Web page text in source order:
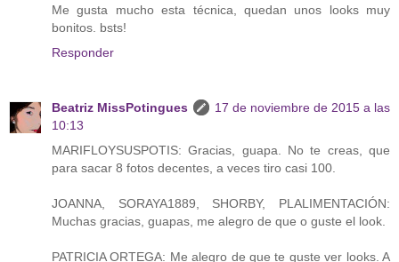
Me gusta mucho esta técnica, quedan unos looks muy
bonitos. bsts!
Responder
Beatriz MissPotingues
17 de noviembre de 2015 a las
10:13
MARIFLOYSUSPOTIS: Gracias, guapa. No te creas, que
para sacar 8 fotos decentes, a veces tiro casi 100.
JOANNA, SORAYA1889, SHORBY, PLALIMENTACIÓN:
Muchas gracias, guapas, me alegro de que o guste el look.
PATRICIA ORTEGA: Me alegro de que te guste ver looks. A